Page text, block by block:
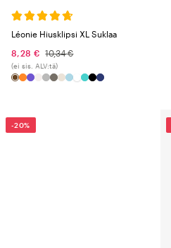
Léonie Hiusklipsi XL Suklaa
8,28 €
10,34 €
(ei sis. ALV:tä)
-20%